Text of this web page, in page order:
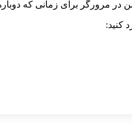
در مرورگر برای زمانی که
کنید: